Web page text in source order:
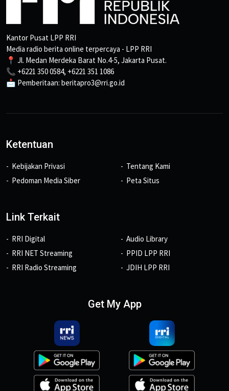
Kantor Pusat LPP RRI
Media radio berita online terpercaya - LPP RRI
📍 Jl. Medan Merdeka Barat No.4-5, Jakarta Pusat.
📞 +6221 350 0584, +6221 351 1086
📩 Pemberitaan: beritapro3@rri.go.id
Ketentuan
Kebijakan Privasi
Pedoman Media Siber
Tentang Kami
Peta Situs
Link Terkait
RRI Digital
RRI NET Streaming
RRI Radio Streaming
Audio Library
PPID LPP RRI
JDIH LPP RRI
Get My App